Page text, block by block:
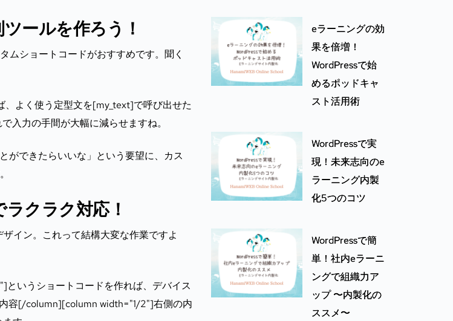
ールを作ろう！
ムショートコードがおすすめです。聞く
よく使う定型文を[my_text]で呼び出せた
入力の手間が大幅に減らせますね。
ができたらいいな」という要望に、カス
クラク対応！
イン。これって結構大変な作業ですよ
いうショートコードを作れば、デバイス
容[/column][column width="1/2"]右側の内
eラーニングの効
果を倍増！
WordPressで始
めるポッドキャ
スト活用術
WordPressで実
現！未来志向のe
ラーニング内製
化5つのコツ
WordPressで簡
単！社内eラーニ
ングで組織力ア
ップ 〜内製化の
ススメ〜